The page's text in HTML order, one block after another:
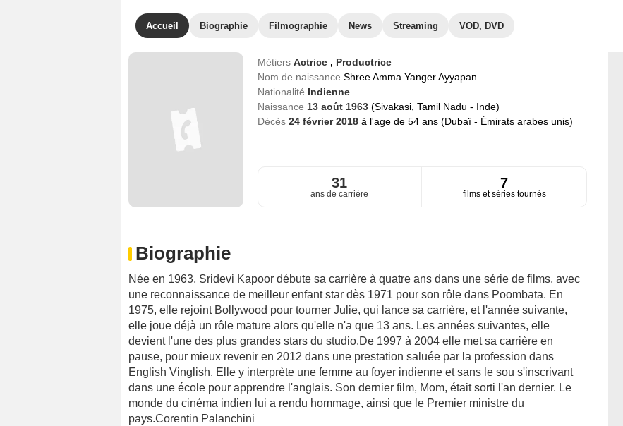
Accueil Biographie Filmographie News Streaming VOD, DVD
Métiers Actrice , Productrice
Nom de naissance Shree Amma Yanger Ayyapan
Nationalité Indienne
Naissance 13 août 1963 (Sivakasi, Tamil Nadu - Inde)
Décès 24 février 2018 à l'age de 54 ans (Dubaï - Émirats arabes unis)
31
ans de carrière
7
films et séries tournés
Biographie
Née en 1963, Sridevi Kapoor débute sa carrière à quatre ans dans une série de films, avec
une reconnaissance de meilleur enfant star dès 1971 pour son rôle dans Poombata. En
1975, elle rejoint Bollywood pour tourner Julie, qui lance sa carrière, et l'année suivante,
elle joue déjà un rôle mature alors qu'elle n'a que 13 ans. Les années suivantes, elle
devient l'une des plus grandes stars du studio.De 1997 à 2004 elle met sa carrière en
pause, pour mieux revenir en 2012 dans une prestation saluée par la profession dans
English Vinglish. Elle y interprète une femme au foyer indienne et sans le sou s'inscrivant
dans une école pour apprendre l'anglais. Son dernier film, Mom, était sorti l'an dernier. Le
monde du cinéma indien lui a rendu hommage, ainsi que le Premier ministre du
pays.Corentin Palanchini